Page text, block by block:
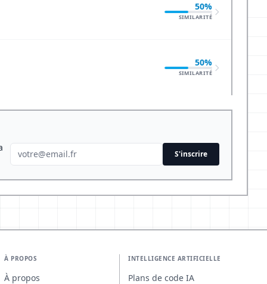
50%
SIMILARITÉ
50%
SIMILARITÉ
S'inscrire
À PROPOS
À propos
INTELLIGENCE ARTIFICIELLE
Plans de code IA